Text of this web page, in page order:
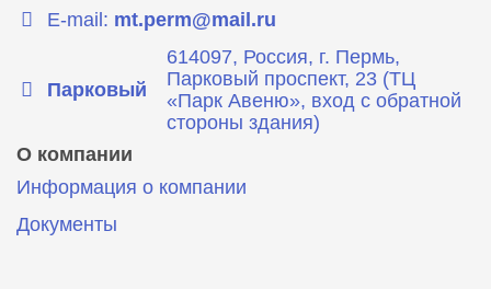
E-mail: mt.perm@mail.ru
Парковый
614097, Россия, г. Пермь,
Парковый проспект, 23 (ТЦ
«Парк Авеню», вход с обратной
стороны здания)
О компании
Информация о компании
Документы